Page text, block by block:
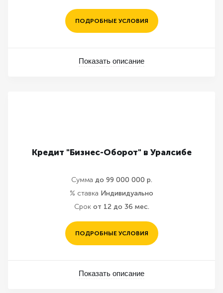
ПОДРОБНЫЕ УСЛОВИЯ
Показать описание
Кредит "Бизнес-Оборот" в Уралсибе
Сумма до 99 000 000 р.
% ставка Индивидуально
Срок от 12 до 36 мес.
ПОДРОБНЫЕ УСЛОВИЯ
Показать описание